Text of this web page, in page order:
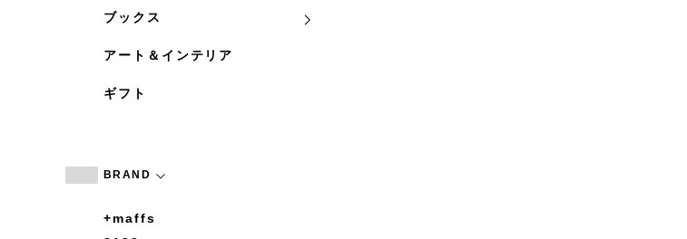
ブックス
アート＆インテリア
ギフト
BRAND
+maffs